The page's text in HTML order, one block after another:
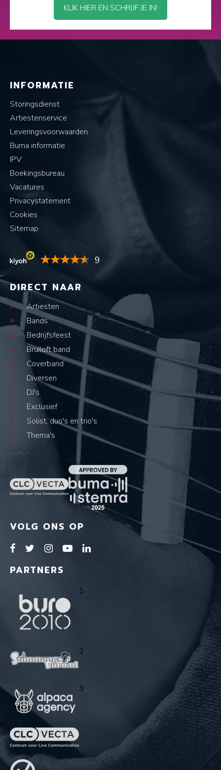
KLIK HIER EN SCHRIJF JE IN!
INFORMATIE
Storingsdienst
Artiestenservice
Leveringsvoorwaarden
Buma informatie
IPV
Boekingsbureau
Vacatures
Privacystatement
Cookies
Sitemap
9
DIRECT NAAR
Artiesten
Bands
Bedrijfsfeest
Bruiloft band
Coverband
Diversen
DJ's
Exclusief
Solist, duo's en trio's
Thema's
VOLG ONS OP
PARTNERS
1
2
3